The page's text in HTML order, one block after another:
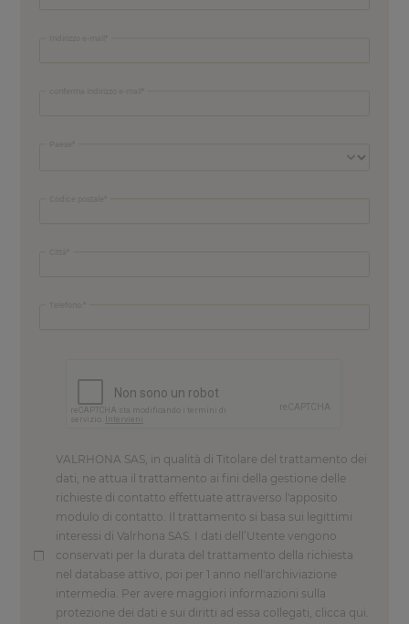
VALRHONA SAS, in qualità di Titolare del trattamento dei
dati, ne attua il trattamento ai fini della gestione delle
richieste di contatto effettuate attraverso l'apposito
modulo di contatto. Il trattamento si basa sui legittimi
interessi di Valrhona SAS. I dati dell’Utente vengono
conservati per la durata del trattamento della richiesta
nel database attivo, poi per 1 anno nell'archiviazione
intermedia. Per avere maggiori informazioni sulla
protezione dei dati e sui diritti ad essa collegati, clicca qui.